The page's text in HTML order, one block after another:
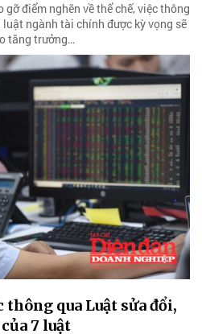
điểm nghẽn về thể chế, việc thông
ngành tài chính được kỳ vọng sẽ
tăng trưởng…
qua Luật sửa đổi,
7 luật